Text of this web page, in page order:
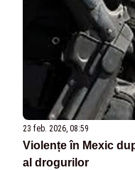
23 feb. 2026, 08:59
Violențe în Mexic
al drogurilor